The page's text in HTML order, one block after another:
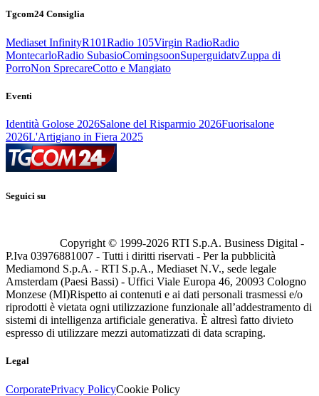
Tgcom24 Consiglia
Mediaset InfinityR101Radio 105Virgin RadioRadio
MontecarloRadio SubasioComingsoonSuperguidatvZuppa di
PorroNon SprecareCotto e Mangiato
Eventi
Identità Golose 2026Salone del Risparmio 2026Fuorisalone
2026L'Artigiano in Fiera 2025
Seguici su
Copyright © 1999-2026 RTI S.p.A. Business Digital -
P.Iva 03976881007 - Tutti i diritti riservati - Per la pubblicità
Mediamond S.p.A. - RTI S.p.A., Mediaset N.V., sede legale
Amsterdam (Paesi Bassi) - Uffici Viale Europa 46, 20093 Cologno
Monzese (MI)Rispetto ai contenuti e ai dati personali trasmessi e/o
riprodotti è vietata ogni utilizzazione funzionale all’addestramento di
sistemi di intelligenza artificiale generativa. È altresì fatto divieto
espresso di utilizzare mezzi automatizzati di data scraping.
Legal
CorporatePrivacy PolicyCookie Policy